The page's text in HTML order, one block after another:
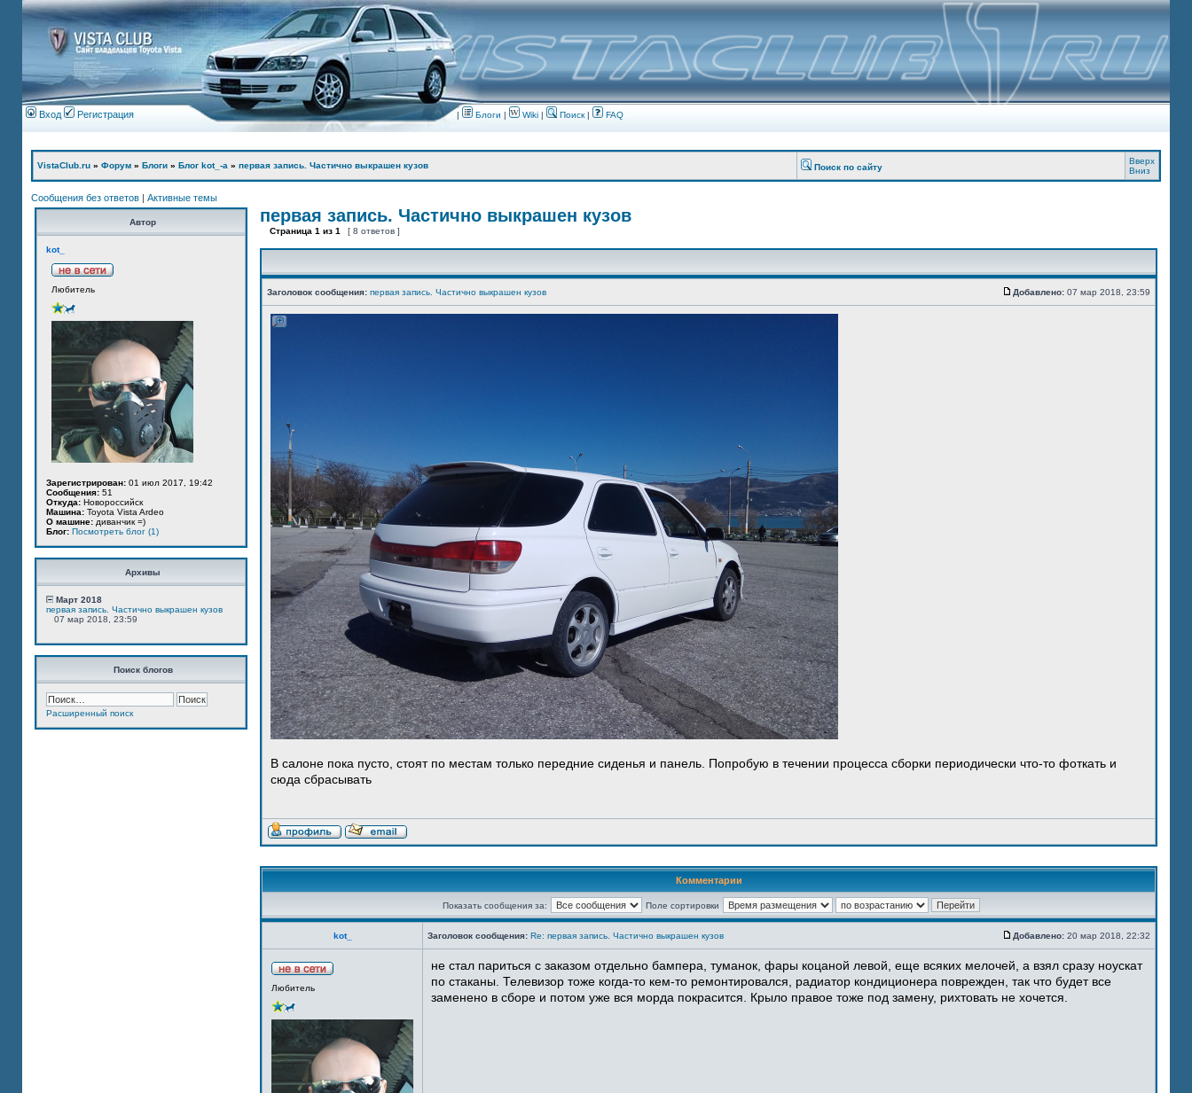
Вход Регистрация | Блоги | Wiki | Поиск| FAQ
VistaClub.ru » Форум » Блоги » Блог kot_-а » первая запись. Частично выкрашен кузов Поиск по сайту
Вверх
Вниз
Сообщения без ответов | Активные темы
Автор
kot_
Любитель
Зарегистрирован: 01 июл 2017, 19:42
Сообщения: 51
Откуда: Новороссийск
Машина: Toyota Vista Ardeo
О машине: диванчик =)
Блог: Посмотреть блог (1)
Архивы
Март 2018
первая запись. Частично выкрашен кузов
07 мар 2018, 23:59
Поиск блогов
Расширенный поиск
первая запись. Частично выкрашен кузов
Страница 1 из 1 [ 8 ответов ]
Заголовок сообщения: первая запись. Частично выкрашен кузов Добавлено: 07 мар 2018, 23:59
В салоне пока пусто, стоят по местам только передние сиденья и панель. Попробую в течении процесса сборки периодически что-то фоткать и
сюда сбрасывать
Комментарии
Показать сообщения за: Поле сортировки
kot_ Заголовок сообщения: Re: первая запись. Частично выкрашен кузов Добавлено: 20 мар 2018, 22:32
Любитель
не стал париться с заказом отдельно бампера, туманок, фары коцаной левой, еще всяких мелочей, а взял сразу ноускат
по стаканы. Телевизор тоже когда-то кем-то ремонтировался, радиатор кондиционера поврежден, так что будет все
заменено в сборе и потом уже вся морда покрасится. Крыло правое тоже под замену, рихтовать не хочется.